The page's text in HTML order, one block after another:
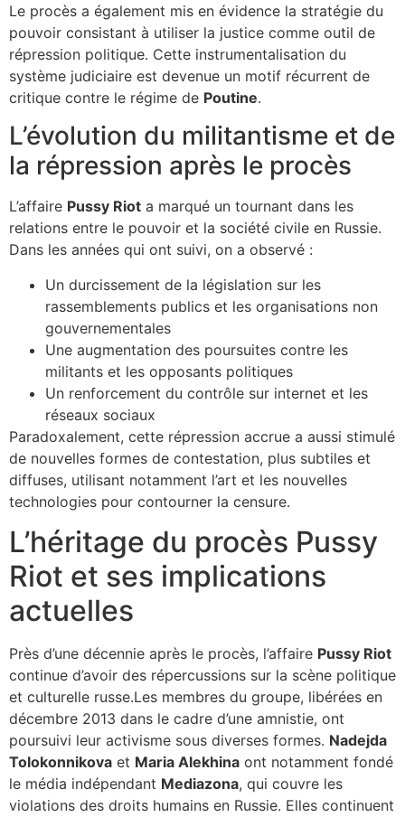
Le procès a également mis en évidence la stratégie du
pouvoir consistant à utiliser la justice comme outil de
répression politique. Cette instrumentalisation du
système judiciaire est devenue un motif récurrent de
critique contre le régime de Poutine.
L’évolution du militantisme et de
la répression après le procès
L’affaire Pussy Riot a marqué un tournant dans les
relations entre le pouvoir et la société civile en Russie.
Dans les années qui ont suivi, on a observé :
Un durcissement de la législation sur les
rassemblements publics et les organisations non
gouvernementales
Une augmentation des poursuites contre les
militants et les opposants politiques
Un renforcement du contrôle sur internet et les
réseaux sociaux
Paradoxalement, cette répression accrue a aussi stimulé
de nouvelles formes de contestation, plus subtiles et
diffuses, utilisant notamment l’art et les nouvelles
technologies pour contourner la censure.
L’héritage du procès Pussy
Riot et ses implications
actuelles
Près d’une décennie après le procès, l’affaire Pussy Riot
continue d’avoir des répercussions sur la scène politique
et culturelle russe.Les membres du groupe, libérées en
décembre 2013 dans le cadre d’une amnistie, ont
poursuivi leur activisme sous diverses formes. Nadejda
Tolokonnikova et Maria Alekhina ont notamment fondé
le média indépendant Mediazona, qui couvre les
violations des droits humains en Russie. Elles continuent